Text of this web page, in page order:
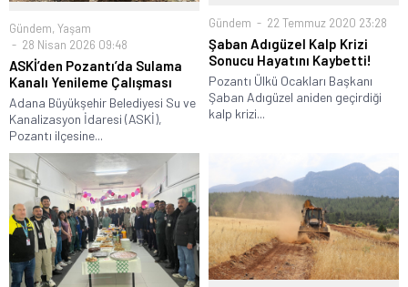
Gündem, Yaşam
28 Nisan 2026 09:48
ASKİ’den Pozantı’da Sulama
Kanalı Yenileme Çalışması
Adana Büyükşehir Belediyesi Su ve
Kanalizasyon İdaresi (ASKİ),
Pozantı ilçesine...
Gündem 22 Temmuz 2020 23:28
Şaban Adıgüzel Kalp Krizi
Sonucu Hayatını Kaybetti!
Pozantı Ülkü Ocakları Başkanı
Şaban Adıgüzel aniden geçirdiği
kalp krizi...